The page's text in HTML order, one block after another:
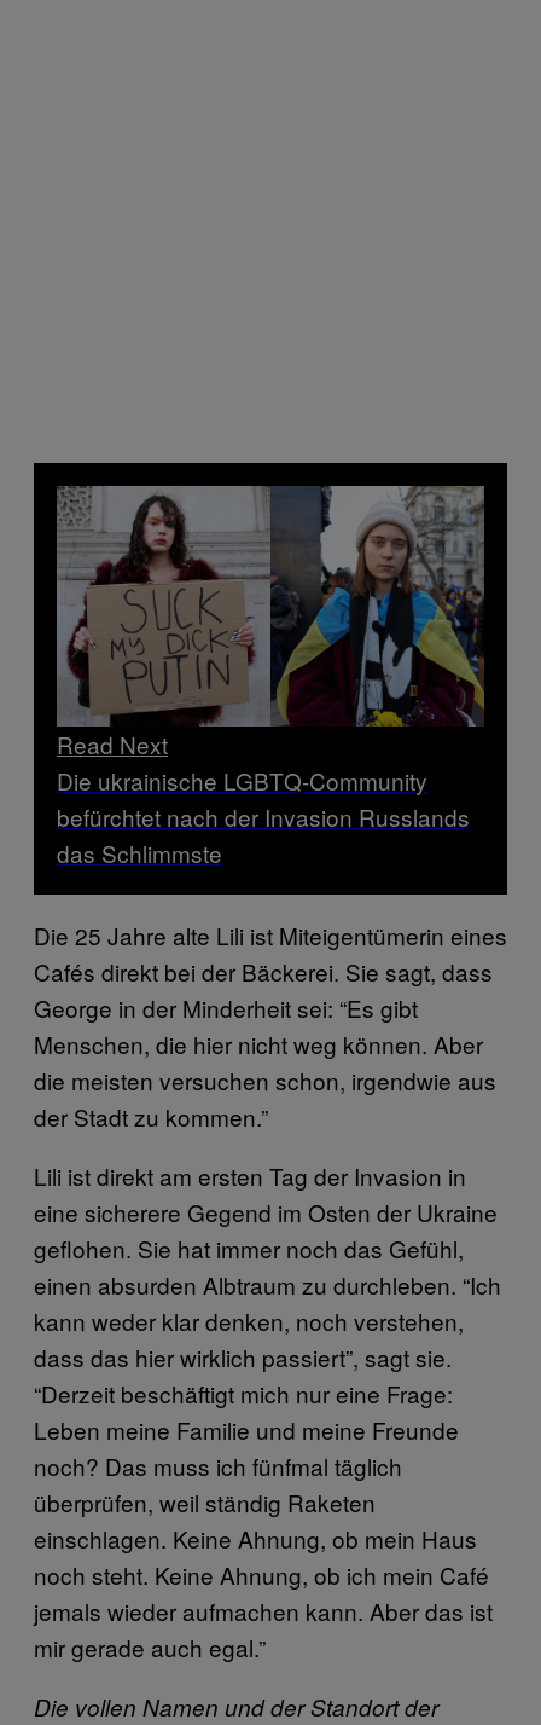
Read Next
Die ukrainische LGBTQ-Community
befürchtet nach der Invasion Russlands
das Schlimmste
Die 25 Jahre alte Lili ist Miteigentümerin eines
Cafés direkt bei der Bäckerei. Sie sagt, dass
George in der Minderheit sei: “Es gibt
Menschen, die hier nicht weg können. Aber
die meisten versuchen schon, irgendwie aus
der Stadt zu kommen.”
Lili ist direkt am ersten Tag der Invasion in
eine sicherere Gegend im Osten der Ukraine
geflohen. Sie hat immer noch das Gefühl,
einen absurden Albtraum zu durchleben. “Ich
kann weder klar denken, noch verstehen,
dass das hier wirklich passiert”, sagt sie.
“Derzeit beschäftigt mich nur eine Frage:
Leben meine Familie und meine Freunde
noch? Das muss ich fünfmal täglich
überprüfen, weil ständig Raketen
einschlagen. Keine Ahnung, ob mein Haus
noch steht. Keine Ahnung, ob ich mein Café
jemals wieder aufmachen kann. Aber das ist
mir gerade auch egal.”
Die vollen Namen und der Standort der